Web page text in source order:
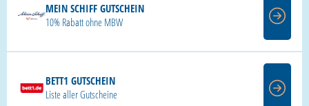
MEIN SCHIFF GUTSCHEIN
10% Rabatt ohne MBW
BETT1 GUTSCHEIN
Liste aller Gutscheine